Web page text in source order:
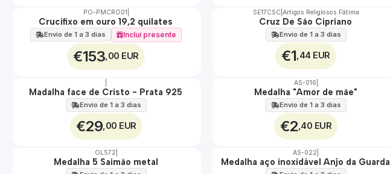
100%
PO-PMCRO01
Crucifixo em ouro 19,2 quilates
Envio de 1 a 3 dias Incluí presente
€153 ,00 EUR
SE17CSC| Artigos Religiosos Fátima
Cruz De São Cipriano
Envio de 1 a 3 dias
€1 ,44 EUR
🇵🇹
Madalha face de Cristo - Prata 925
Envio de 1 a 3 dias
€29 ,00 EUR
AS-016
Medalha "Amor de mãe"
Envio de 1 a 3 dias
€2 ,40 EUR
OL572
Medalha 5 Saimão metal ÁGUA
AS-022
Medalha aço inoxidável Anjo da Guarda